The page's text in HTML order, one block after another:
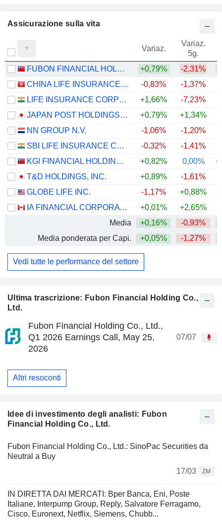
Ultima trascrizione: Fubon Financial Holding Co.,
Ltd.
Fubon Financial Holding Co., Ltd.,
Q1 2026 Earnings Call, May 25,
2026
07/07
Altri resoconti
Idee di investimento degli analisti: Fubon
Financial Holding Co., Ltd.
Fubon Financial Holding Co., Ltd.: SinoPac Securities da
Neutral a Buy
17/03
ZM
IN DIRETTA DAI MERCATI: Bper Banca, Eni, Poste
Italiane, Interpump Group, Reply, Salvatore Ferragamo,
Cisco, Euronext, Netflix, Siemens, Chubb...
Assicurazione sulla vita
Variaz.
Variaz.
5g.
FUBON FINANCIAL HOLDING CO., LTD. +0,79% -2,31%
CHINA LIFE INSURANCE COMPANY LIMITED
-0,83% -1,37%
LIFE INSURANCE CORPORATION OF INDIA
+1,66% -7,23%
JAPAN POST HOLDINGS CO., LTD.
+0,79% +1,34%
NN GROUP N.V.
-1,06% -1,20%
SBI LIFE INSURANCE COMPANY LIMITED
-0,32% -1,41%
KGI FINANCIAL HOLDING CO., LTD.
+0,82% 0,00%
T&D HOLDINGS, INC.
+0,89% -1,61%
GLOBE LIFE INC.
-1,17% +0,88%
IA FINANCIAL CORPORATION INC.
+0,01% +2,65%
Media
+0,16% -0,93%
Media ponderata per Capi.
+0,05% -1,27%
Vedi tutte le performance del settore